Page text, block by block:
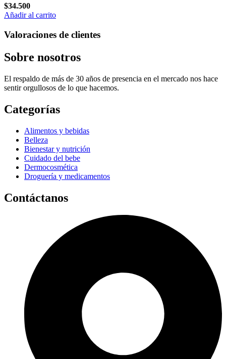
$34.500
Añadir al carrito
Valoraciones de clientes
Sobre nosotros
El respaldo de más de 30 años de presencia en el mercado nos hace
sentir orgullosos de lo que hacemos.
Categorías
Alimentos y bebidas
Belleza
Bienestar y nutrición
Cuidado del bebe
Dermocosmética
Droguería y medicamentos
Contáctanos